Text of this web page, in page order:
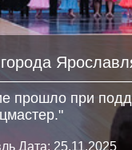
прошло при
Дата: 25.11.2025